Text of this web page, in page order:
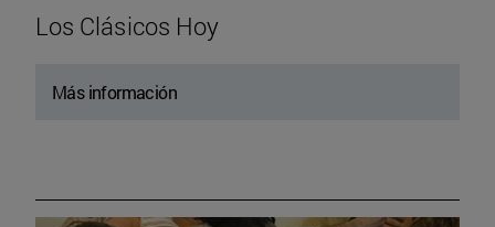
Los Clásicos Hoy
Más información